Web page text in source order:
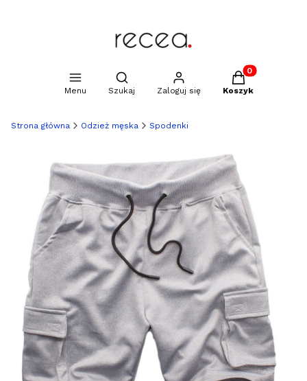
Menu
Otwórz wyszukiwarkę
Szukaj Zaloguj się
Produkty w
Koszyk
Strona główna Odzież męska Spodenki